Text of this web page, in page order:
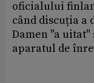
oficialului
când discuția a
Damen "a uitat"
aparatul de